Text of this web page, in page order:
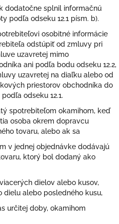
dodatočne splnil informačnú
podľa odseku 12.1 písm. b).
osobitné informácie
odstúpiť od zmluvy pri
uzavretej mimo
ani podľa bodu odseku 12.2,
uzavretej na diaľku alebo od
priestorov obchodníka do
odseku 12.1.
spotrebiteľom okamihom, keď
osoba okrem dopravcu
tovaru, alebo ak sa
v jednej objednávke dodávajú
ktorý bol dodaný ako
dielov alebo kusov,
alebo posledného kusu,
určitej doby, okamihom